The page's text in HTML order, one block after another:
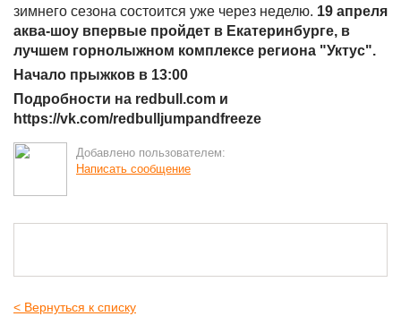
зимнего сезона состоится уже через неделю. 19 апреля
аква-шоу впервые пройдет в Екатеринбурге, в
лучшем горнолыжном комплексе региона "Уктус".
Начало прыжков в 13:00
Подробности на redbull.com и
https://vk.com/redbulljumpandfreeze
Добавлено пользователем:
Написать сообщение
< Вернуться к списку